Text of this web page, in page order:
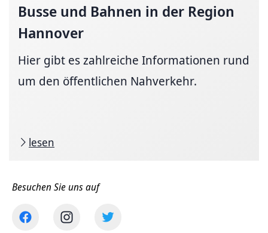
Busse und Bahnen in der Region
Hannover
Hier gibt es zahl­reiche In­for­ma­tio­nen rund
um den öffentlichen Nahverkehr.
lesen
Besuchen Sie uns auf